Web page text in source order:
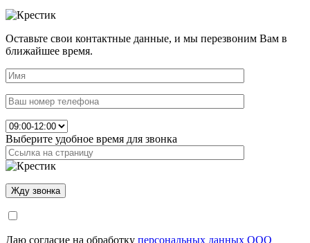
Оставьте свои контактные данные, и мы перезвоним Вам в
ближайшее время.
Выберите удобное время для звонка
Даю согласие на обработку персональных данных ООО